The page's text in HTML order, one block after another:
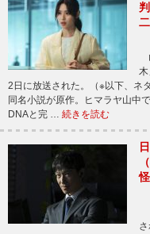
木
2日に放送された。（※以下、
同名小説が原作。ヒマラヤ山中
DNAと完 … 続きを読む